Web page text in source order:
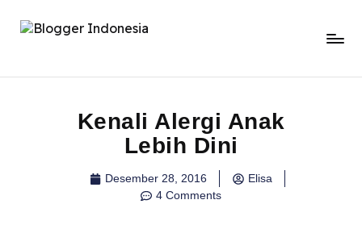
Kenali Alergi Anak
Lebih Dini
Desember 28, 2016
Elisa
4 Comments